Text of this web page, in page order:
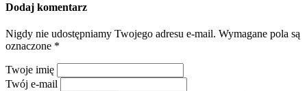
Dodaj komentarz
Nigdy nie udostępniamy Twojego adresu e-mail. Wymagane pola są
oznaczone *
Twoje imię
Twój e-mail